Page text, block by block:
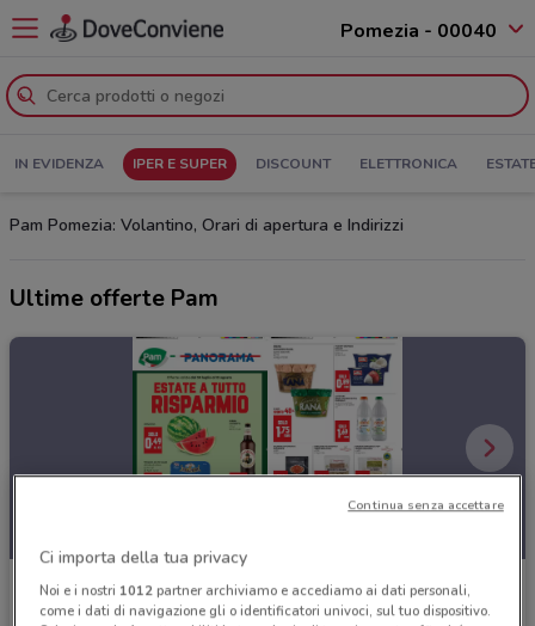
Pomezia - 00040
IN EVIDENZA IPER E SUPER DISCOUNT ELETTRONICA
Pam Pomezia: Volantino, Orari di apertura e Indirizzi
Ultime offerte Pam
Pam
Scade mercoledì 15.5 km
Ci importa della tua privacy
Noi e i nostri 1012partner archiviamo e accediamo ai dati personali,
come i dati di navigazione gli o identificatori univoci, sul tuo dispositivo.
Continua senza accettare